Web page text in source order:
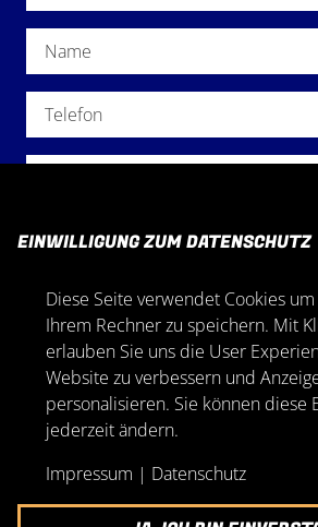
EINWILLIGUNG ZUM DATENSCHUTZ
Diese Seite verwendet Cookies
Ihrem Rechner zu speichern. Mit
erlauben Sie uns die User
Website zu verbessern und
personalisieren. Sie können diese
jederzeit ändern.
Impressum | Datenschutz
Ich habe die
verstanden.
SENDEN